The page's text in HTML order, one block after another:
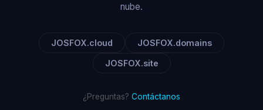
nube.
JOSFOX.cloud JOSFOX.domains
JOSFOX.site
¿Preguntas? Contáctanos